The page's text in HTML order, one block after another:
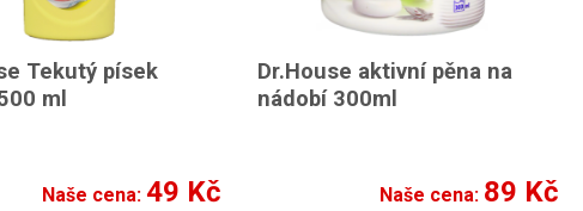
Tekutý písek
ml
Naše cena: 49 Kč
Dr.House aktivní pěna na
nádobí 300ml
Naše cena: 89 Kč